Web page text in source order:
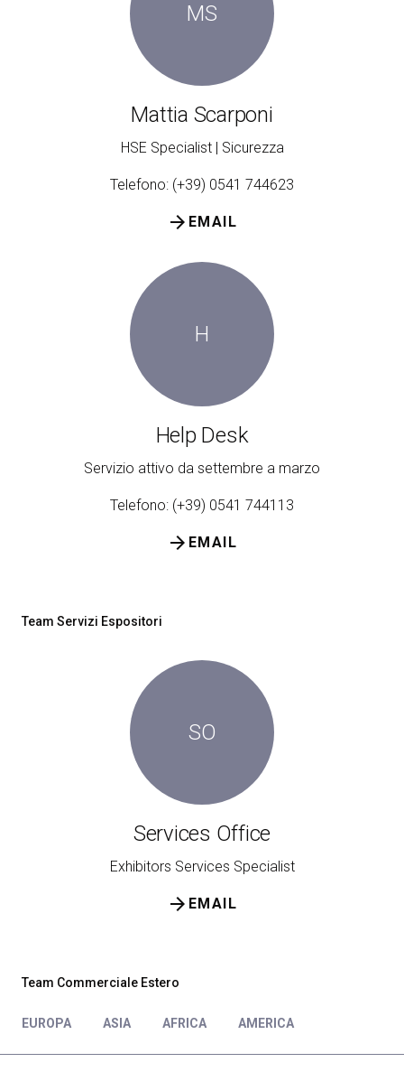
MS
Mattia Scarponi
HSE Specialist | Sicurezza
Telefono: (+39) 0541 744623
EMAIL
arrow_forward
H
Help Desk
Servizio attivo da settembre a marzo
Telefono: (+39) 0541 744113
EMAIL
arrow_forward
Team Servizi Espositori
SO
Services Office
Exhibitors Services Specialist
EMAIL
arrow_forward
Team Commerciale Estero
EUROPA ASIA AFRICA AMERICA